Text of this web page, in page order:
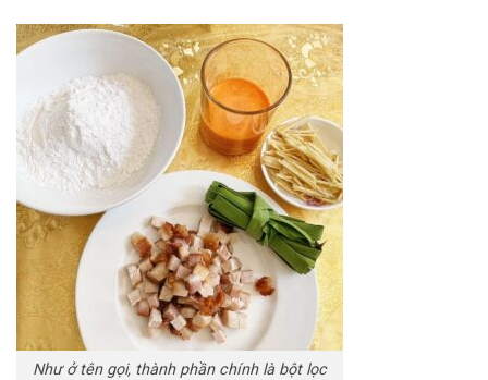
Như ở tên gọi, thành phần chính là bột lọc